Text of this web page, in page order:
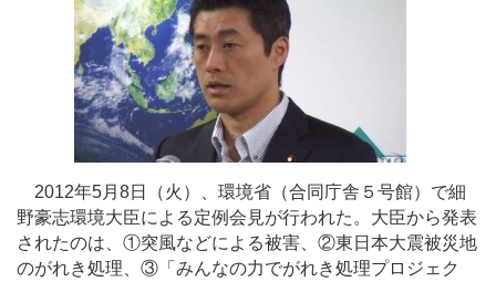
2012年5月8日（火）、環境省（合同庁舎５号館）で細
野豪志環境大臣による定例会見が行われた。大臣から発表
されたのは、①突風などによる被害、②東日本大震被災地
のがれき処理、③「みんなの力でがれき処理プロジェク